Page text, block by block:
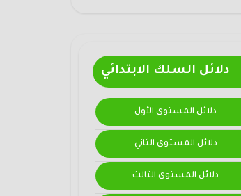
دلائل السلك الابتدائي
دلائل المستوى الأول
دلائل المستوى الثاني
دلائل المستوى الثالث